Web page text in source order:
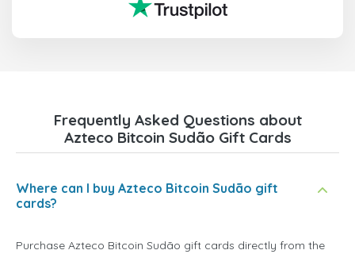
Frequently Asked Questions about
Azteco Bitcoin Sudão Gift Cards
Where can I buy Azteco Bitcoin Sudão gift
cards?
Purchase Azteco Bitcoin Sudão gift cards directly from the